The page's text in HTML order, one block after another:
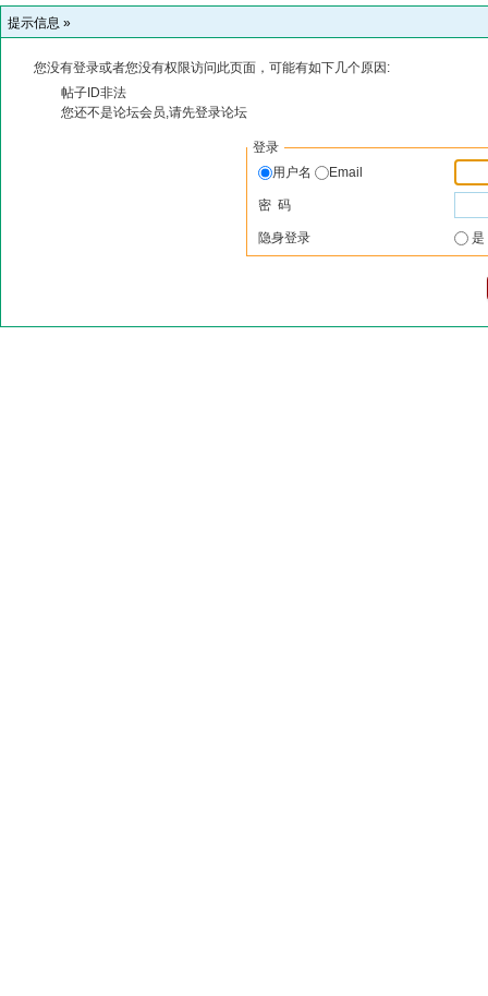
提示信息 »
您没有登录或者您没有权限访问此页面，可能有如下几个原因:
帖子ID非法
您还不是论坛会员,请先登录论坛
登录
用户名
Email
密 码
隐身登录